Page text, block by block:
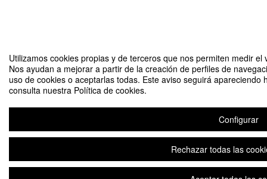
Utilizamos cookies propias y de terceros que nos permiten medir
Nos ayudan a mejorar a partir de la creación de perfiles de
uso de cookies o aceptarlas todas. Este aviso seguirá
consulta nuestra Política de cookies.
Configurar
Rechazar todas las